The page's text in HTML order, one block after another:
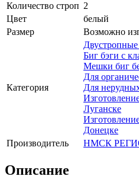
Количество строп 2
Цвет
белый
Размер
Возможно
Категория
Двустропные
Биг бэги с
Мешки биг
Для
Для
Луганске
Донецке
Производитель
НМСК
Описание